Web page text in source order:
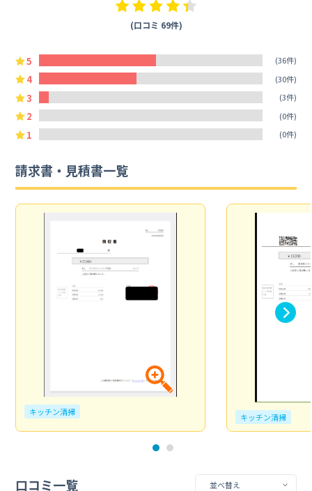
(口コミ 69件)
5 (36件)
4 (30件)
3 (3件)
2 (0件)
1 (0件)
請求書・見積書一覧
キッチン清掃 キッチン清掃
口コミ一覧